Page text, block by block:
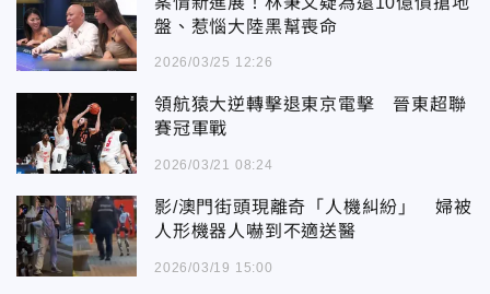
盤、惹惱大陸黑幫喪命
2026/03/25 12:26
領航猿大逆轉擊退東京電擊 晉東超聯
賽冠軍戰
2026/03/21 08:24
影/澳門街頭現離奇「人機糾紛」 婦被
人形機器人嚇到不適送醫
2026/03/19 15:00